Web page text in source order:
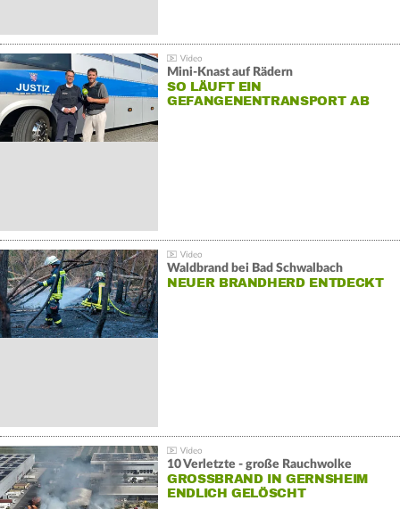
Mini-Knast auf Rädern
SO LÄUFT EIN
GEFANGENENTRANSPORT AB
Waldbrand bei Bad Schwalbach
NEUER BRANDHERD ENTDECKT
10 Verletzte - große Rauchwolke
GROSSBRAND IN GERNSHEIM E
NDLICH GELÖSCHT